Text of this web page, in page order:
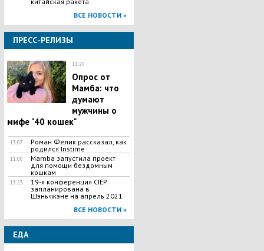
ВСЕ НОВОСТИ »
ПРЕСС-РЕЛИЗЫ
11:20
Опрос от
Мамба: что
думают
мужчины о
мифе "40 кошек"
13:07
Роман Фелик рассказал, как
родился Instime
11:00
Mamba запустила проект
для помощи бездомным
кошкам
13:23
19-я конференция CIEP
запланирована в
Шэньчжэне на апрель 2021
ВСЕ НОВОСТИ »
ЕДА